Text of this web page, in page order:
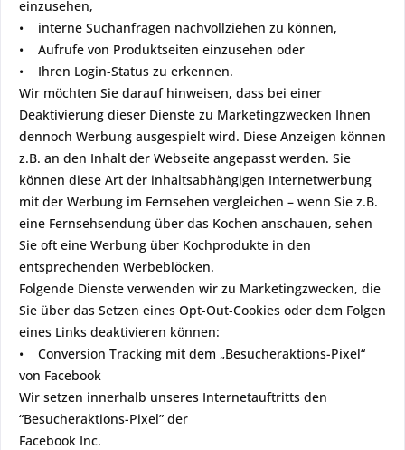
einzusehen,
• interne Suchanfragen nachvollziehen zu können,
• Aufrufe von Produktseiten einzusehen oder
• Ihren Login-Status zu erkennen.
Wir möchten Sie darauf hinweisen, dass bei einer
Deaktivierung dieser Dienste zu Marketingzwecken Ihnen
dennoch Werbung ausgespielt wird. Diese Anzeigen können
z.B. an den Inhalt der Webseite angepasst werden. Sie
können diese Art der inhaltsabhängigen Internetwerbung
mit der Werbung im Fernsehen vergleichen – wenn Sie z.B.
eine Fernsehsendung über das Kochen anschauen, sehen
Sie oft eine Werbung über Kochprodukte in den
entsprechenden Werbeblöcken.
Folgende Dienste verwenden wir zu Marketingzwecken, die
Sie über das Setzen eines Opt-Out-Cookies oder dem Folgen
eines Links deaktivieren können:
• Conversion Tracking mit dem „Besucheraktions-Pixel“
von Facebook
Wir setzen innerhalb unseres Internetauftritts den
“Besucheraktions-Pixel” der
Facebook Inc.